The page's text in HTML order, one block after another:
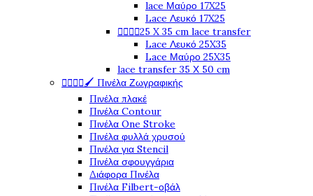
lace Μαύρο 17X25
Lace Λευκό 17X25
25 X 35 cm lace transfer
Lace Λευκό 25X35
Lace Μαύρο 25X35
lace transfer 35 Χ 50 cm
🖌️ Πινέλα Ζωγραφικής
Πινέλα πλακέ
Πινέλα Contour
Πινέλα One Stroke
Πινέλα φυλλά χρυσού
Πινέλα για Stencil
Πινέλα σφουγγάρια
Διάφορα Πινέλα
Πινέλα Filbert-οβάλ